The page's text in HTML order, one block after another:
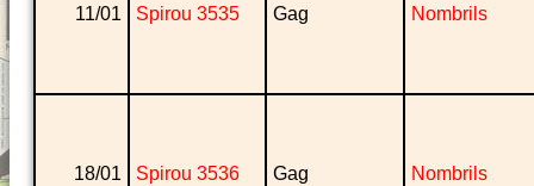
11/01 Spirou 3535 Gag Nombrils
18/01 Spirou 3536 Gag Nombrils